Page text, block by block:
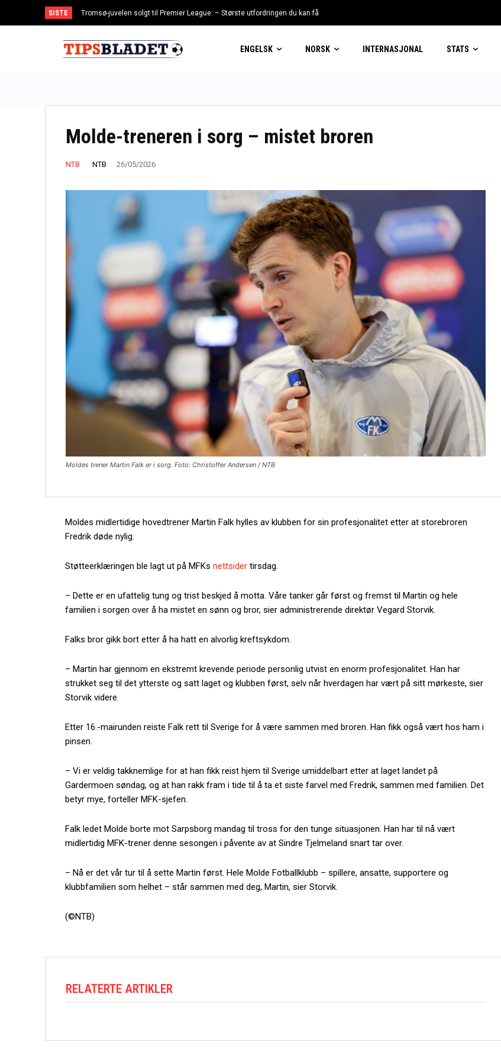
SISTE Tromsø-juvelen solgt til Premier League: – Største utfordringen du kan få
ENGELSK NORSK INTERNASJONAL STATS
Molde-treneren i sorg – mistet broren
NTB NTB 26/05/2026
Moldes trener Martin Falk er i sorg. Foto: Christoffer Andersen / NTB
Moldes midlertidige hovedtrener Martin Falk hylles av klubben for sin profesjonalitet etter at storebroren
Fredrik døde nylig.
Støtteerklæringen ble lagt ut på MFKs nettsider tirsdag.
– Dette er en ufattelig tung og trist beskjed å motta. Våre tanker går først og fremst til Martin og hele
familien i sorgen over å ha mistet en sønn og bror, sier administrerende direktør Vegard Storvik.
Falks bror gikk bort etter å ha hatt en alvorlig kreftsykdom.
– Martin har gjennom en ekstremt krevende periode personlig utvist en enorm profesjonalitet. Han har
strukket seg til det ytterste og satt laget og klubben først, selv når hverdagen har vært på sitt mørkeste, sier
Storvik videre.
Etter 16.-mairunden reiste Falk rett til Sverige for å være sammen med broren. Han fikk også vært hos ham i
pinsen.
– Vi er veldig takknemlige for at han fikk reist hjem til Sverige umiddelbart etter at laget landet på
Gardermoen søndag, og at han rakk fram i tide til å ta et siste farvel med Fredrik, sammen med familien. Det
betyr mye, forteller MFK-sjefen.
Falk ledet Molde borte mot Sarpsborg mandag til tross for den tunge situasjonen. Han har til nå vært
midlertidig MFK-trener denne sesongen i påvente av at Sindre Tjelmeland snart tar over.
– Nå er det vår tur til å sette Martin først. Hele Molde Fotballklubb – spillere, ansatte, supportere og
klubbfamilien som helhet – står sammen med deg, Martin, sier Storvik.
(©NTB)
RELATERTE ARTIKLER